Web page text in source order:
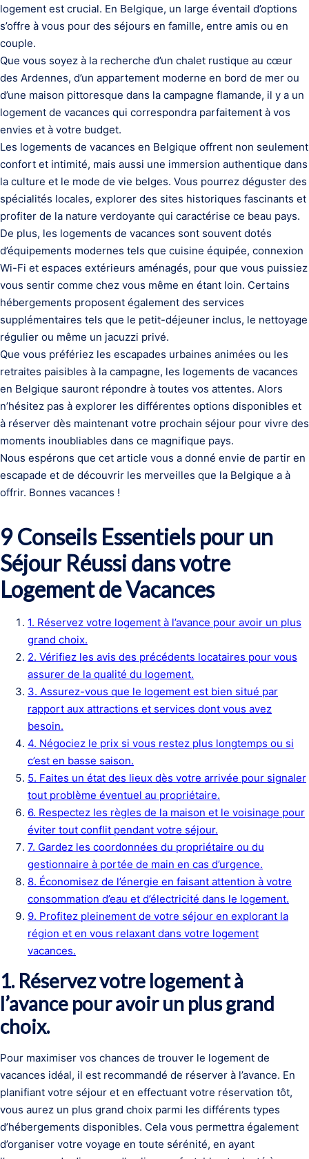
logement est crucial. En Belgique, un large éventail d’options
s’offre à vous pour des séjours en famille, entre amis ou en
couple.
Que vous soyez à la recherche d’un chalet rustique au cœur
des Ardennes, d’un appartement moderne en bord de mer ou
d’une maison pittoresque dans la campagne flamande, il y a un
logement de vacances qui correspondra parfaitement à vos
envies et à votre budget.
Les logements de vacances en Belgique offrent non seulement
confort et intimité, mais aussi une immersion authentique dans
la culture et le mode de vie belges. Vous pourrez déguster des
spécialités locales, explorer des sites historiques fascinants et
profiter de la nature verdoyante qui caractérise ce beau pays.
De plus, les logements de vacances sont souvent dotés
d’équipements modernes tels que cuisine équipée, connexion
Wi-Fi et espaces extérieurs aménagés, pour que vous puissiez
vous sentir comme chez vous même en étant loin. Certains
hébergements proposent également des services
supplémentaires tels que le petit-déjeuner inclus, le nettoyage
régulier ou même un jacuzzi privé.
Que vous préfériez les escapades urbaines animées ou les
retraites paisibles à la campagne, les logements de vacances
en Belgique sauront répondre à toutes vos attentes. Alors
n’hésitez pas à explorer les différentes options disponibles et
à réserver dès maintenant votre prochain séjour pour vivre des
moments inoubliables dans ce magnifique pays.
Nous espérons que cet article vous a donné envie de partir en
escapade et de découvrir les merveilles que la Belgique a à
offrir. Bonnes vacances !
9 Conseils Essentiels pour un
Séjour Réussi dans votre
Logement de Vacances
1. Réservez votre logement à l’avance pour avoir un plus
grand choix.
2. Vérifiez les avis des précédents locataires pour vous
assurer de la qualité du logement.
3. Assurez-vous que le logement est bien situé par
rapport aux attractions et services dont vous avez
besoin.
4. Négociez le prix si vous restez plus longtemps ou si
c’est en basse saison.
5. Faites un état des lieux dès votre arrivée pour signaler
tout problème éventuel au propriétaire.
6. Respectez les règles de la maison et le voisinage pour
éviter tout conflit pendant votre séjour.
7. Gardez les coordonnées du propriétaire ou du
gestionnaire à portée de main en cas d’urgence.
8. Économisez de l’énergie en faisant attention à votre
consommation d’eau et d’électricité dans le logement.
9. Profitez pleinement de votre séjour en explorant la
région et en vous relaxant dans votre logement
vacances.
1. Réservez votre logement à
l’avance pour avoir un plus grand
choix.
Pour maximiser vos chances de trouver le logement de
vacances idéal, il est recommandé de réserver à l’avance. En
planifiant votre séjour et en effectuant votre réservation tôt,
vous aurez un plus grand choix parmi les différents types
d’hébergements disponibles. Cela vous permettra également
d’organiser votre voyage en toute sérénité, en ayant